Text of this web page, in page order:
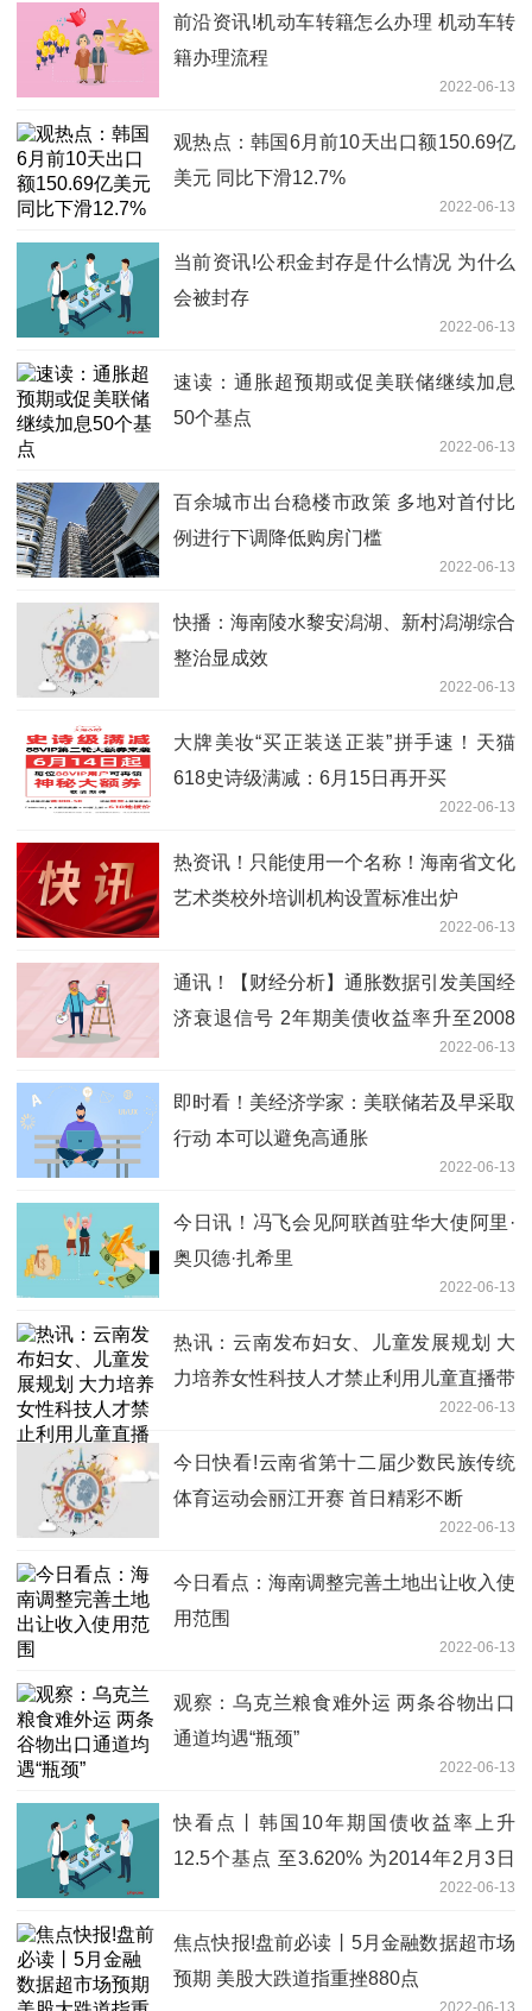
前沿资讯!机动车转籍怎么办理 机动车转
籍办理流程
2022-06-13
观热点：韩国6月前10天出口额150.69亿
美元 同比下滑12.7%
2022-06-13
当前资讯!公积金封存是什么情况 为什么
会被封存
2022-06-13
速读：通胀超预期或促美联储继续加息
50个基点
2022-06-13
百余城市出台稳楼市政策 多地对首付比
例进行下调降低购房门槛
2022-06-13
快播：海南陵水黎安潟湖、新村潟湖综合
整治显成效
2022-06-13
大牌美妆“买正装送正装”拼手速！天猫
618史诗级满减：6月15日再开买
2022-06-13
热资讯！只能使用一个名称！海南省文化
艺术类校外培训机构设置标准出炉
2022-06-13
通讯！【财经分析】通胀数据引发美国经
济衰退信号 2年期美债收益率升至2008
2022-06-13
即时看！美经济学家：美联储若及早采取
行动 本可以避免高通胀
2022-06-13
今日讯！冯飞会见阿联酋驻华大使阿里·
奥贝德·扎希里
2022-06-13
热讯：云南发布妇女、儿童发展规划 大
力培养女性科技人才禁止利用儿童直播带
2022-06-13
今日快看!云南省第十二届少数民族传统
体育运动会丽江开赛 首日精彩不断
2022-06-13
今日看点：海南调整完善土地出让收入使
用范围
2022-06-13
观察：乌克兰粮食难外运 两条谷物出口
通道均遇“瓶颈”
2022-06-13
快看点丨韩国10年期国债收益率上升
12.5个基点 至3.620% 为2014年2月3日
2022-06-13
焦点快报!盘前必读丨5月金融数据超市场
预期 美股大跌道指重挫880点
2022-06-13